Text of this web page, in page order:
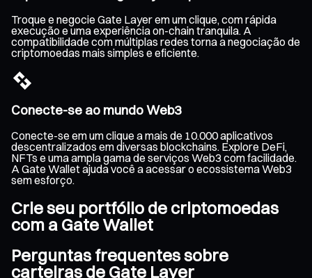
Troque e negocie Gate Layer em um clique, com rápida
execução e uma experiência on-chain tranquila. A
compatibilidade com múltiplas redes torna a negociação de
criptomoedas mais simples e eficiente.
Conecte-se ao mundo Web3
Conecte-se em um clique a mais de 10.000 aplicativos
descentralizados em diversas blockchains. Explore DeFi,
NFTs e uma ampla gama de serviços Web3 com facilidade.
A Gate Wallet ajuda você a acessar o ecossistema Web3
sem esforço.
Crie seu portfólio de criptomoedas
com a Gate Wallet
Perguntas frequentes sobre
carteiras de Gate Layer